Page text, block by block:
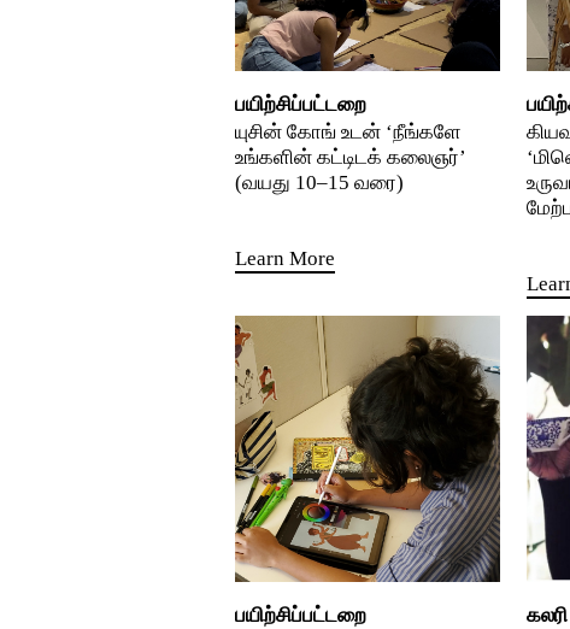
பயிற்சிப்பட்டறை
யுசின் கோங் உடன் ‘நீங்களே
உங்களின் கட்டிடக் கலைஞர்’
(வயது 10–15 வரை)
Learn More
பயிற்சிப்பட்டறை